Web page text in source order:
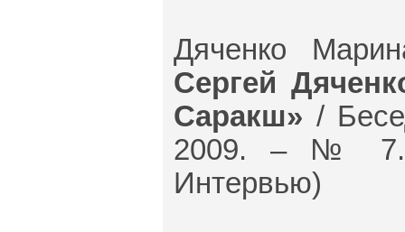
Дяченко
Сергей
Саракш» /
2009. – № 7.
Интервью)